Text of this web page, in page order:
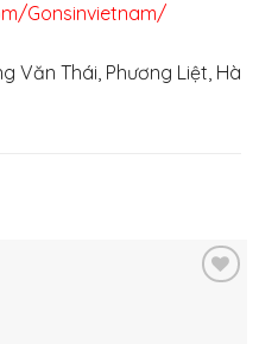
Gonsinvietnam/
Văn Thái, Phương Liệt, Hà